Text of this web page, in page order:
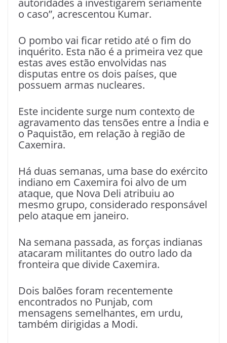
autoridades a investigarem seriamente
o caso”, acrescentou Kumar.
O pombo vai ficar retido até o fim do
inquérito. Esta não é a primeira vez que
estas aves estão envolvidas nas
disputas entre os dois países, que
possuem armas nucleares.
Este incidente surge num contexto de
agravamento das tensões entre a Índia e
o Paquistão, em relação à região de
Caxemira.
Há duas semanas, uma base do exército
indiano em Caxemira foi alvo de um
ataque, que Nova Deli atribuiu ao
mesmo grupo, considerado responsável
pelo ataque em janeiro.
Na semana passada, as forças indianas
atacaram militantes do outro lado da
fronteira que divide Caxemira.
Dois balões foram recentemente
encontrados no Punjab, com
mensagens semelhantes, em urdu,
também dirigidas a Modi.